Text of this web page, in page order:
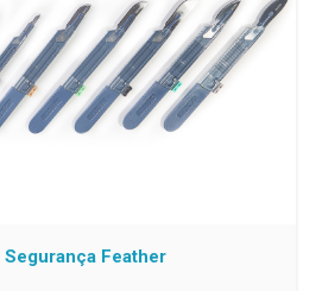
Segurança Feather